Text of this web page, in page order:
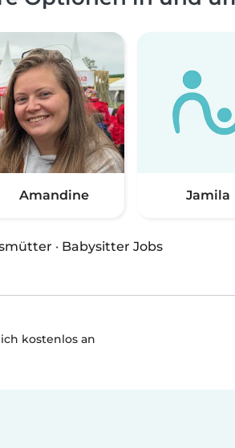
Amandine Jamila
· Babysitter Jobs
kostenlos an